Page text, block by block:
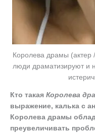
Королева драмы (актер
люди драматизируют и
Кто такая Королева
выражение, калька с
Королева драмы
преувеличивать